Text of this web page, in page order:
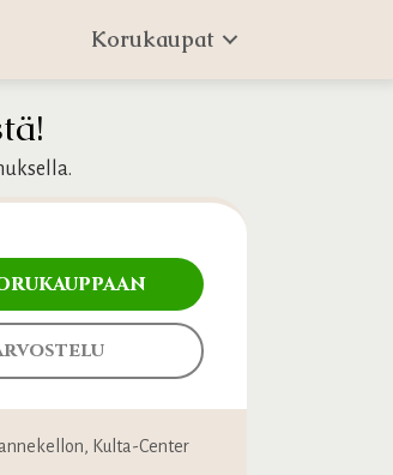
Korukaupat
Kulta-Center